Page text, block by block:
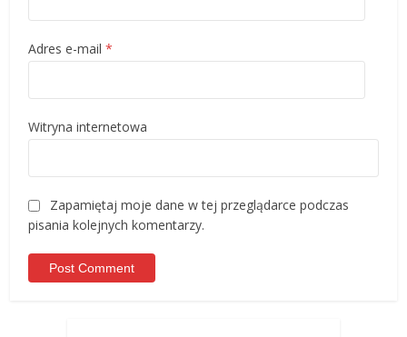
Adres e-mail*
Witryna internetowa
Zapamiętaj moje dane w tej przeglądarce podczas
pisania kolejnych komentarzy.